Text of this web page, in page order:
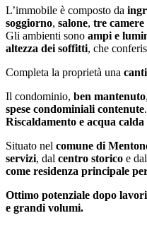
L’immobile è composto da
soggiorno, salone, tre camere
Gli ambienti sono ampi e
altezza dei soffitti, che
Completa la proprietà una
Il condominio, ben mantenuto
spese condominiali contenute.
Riscaldamento e acqua
Situato nel comune di
servizi, dal centro storico e
come residenza principale
Ottimo potenziale dopo
e grandi volumi.